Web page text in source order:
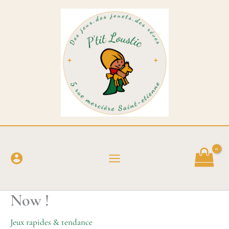
Now !
Jeux rapides & tendance